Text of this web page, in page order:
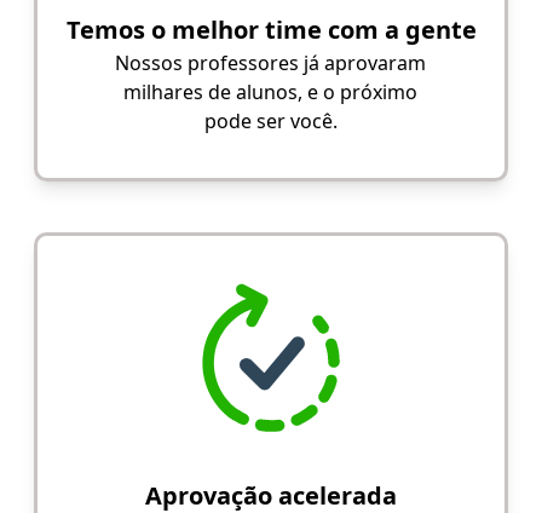
Temos o melhor time com a gente
Nossos professores já aprovaram
milhares de alunos, e o próximo
pode ser você.
Aprovação acelerada